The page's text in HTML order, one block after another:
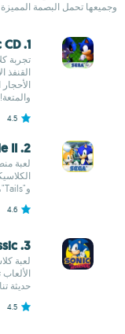
وجميعها تحمل البصمة المميزة
1. Sonic CD
القنفذ
4.5
2. Sonic The Hedgehog 4 Episode II
و"Tails"، وأسلوب لعب يجمع بين الإثارة والنوستالجيا لعشاق...
4.6
3. Sonic the Hedgehog Classic
حديثة
4.5